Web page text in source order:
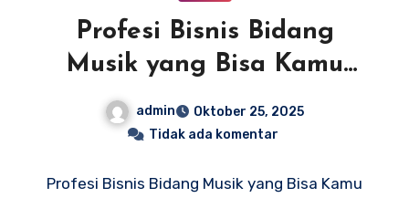
Profesi Bisnis Bidang
Musik yang Bisa Kamu
admin
Oktober 25, 2025
Tidak ada komentar
Profesi Bisnis Bidang Musik yang Bisa Kamu